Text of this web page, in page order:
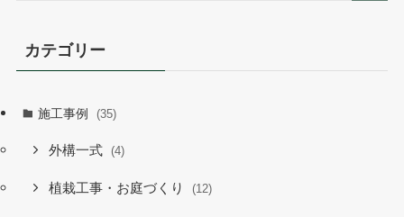
カテゴリー
施工事例 (35)
外構一式 (4)
植栽工事・お庭づくり (12)